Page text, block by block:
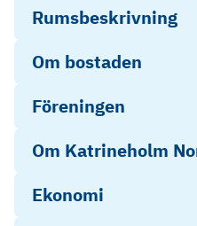
Rumsbeskrivning
Om bostaden
Föreningen
Om Katrineholm
Ekonomi